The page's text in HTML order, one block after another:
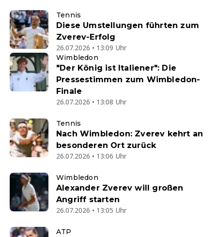
Tennis
Diese Umstellungen führten zum
Zverev-Erfolg
26.07.2026 • 13:09 Uhr
Wimbledon
"Der König ist Italiener": Die
Pressestimmen zum Wimbledon-
Finale
26.07.2026 • 13:08 Uhr
Tennis
Nach Wimbledon: Zverev kehrt an
besonderen Ort zurück
26.07.2026 • 13:06 Uhr
Wimbledon
Alexander Zverev will großen
Angriff starten
26.07.2026 • 13:05 Uhr
ATP